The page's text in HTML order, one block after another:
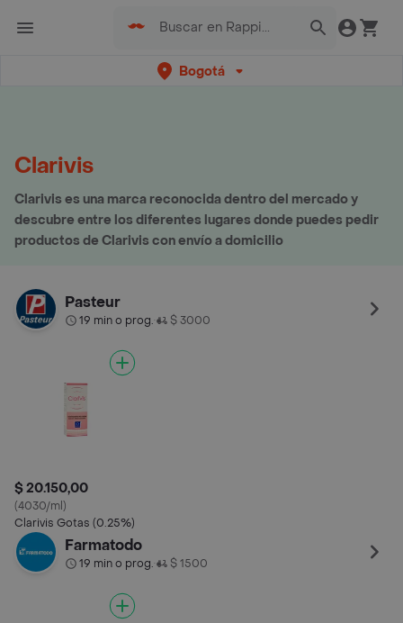
Bogotá
Clarivis
Clarivis es una marca reconocida dentro del mercado y
descubre entre los diferentes lugares donde puedes pedir
productos de Clarivis con envío a domicilio
Pasteur
19 min o prog.• $ 3000
$ 20.150,00
(4030/ml)
Clarivis Gotas (0.25%)
Farmatodo
19 min o prog.• $ 1500